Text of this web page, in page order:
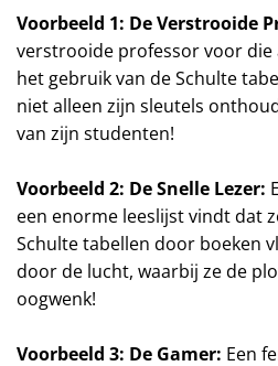
Voorbeeld 1: De Verstrooide
verstrooide professor voor die
het gebruik van de Schulte
niet alleen zijn sleutels
van zijn studenten!
Voorbeeld 2: De Snelle Lezer:
een enorme leeslijst vindt dat
Schulte tabellen door boeken
door de lucht, waarbij ze de
oogwenk!
Voorbeeld 3: De Gamer: Een